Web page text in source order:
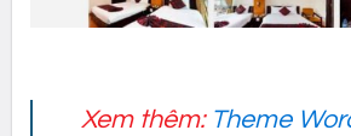
Xem thêm: Theme